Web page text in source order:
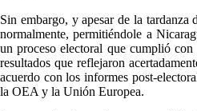
Sin embargo, y apesar de la tardanza
normalmente, permitiéndole a
un proceso electoral que cumplió
resultados que reflejaron
acuerdo con los informes post-
la OEA y la Unión Europea.